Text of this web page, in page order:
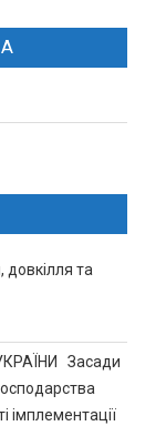
довкілля та
Засади
імплементації